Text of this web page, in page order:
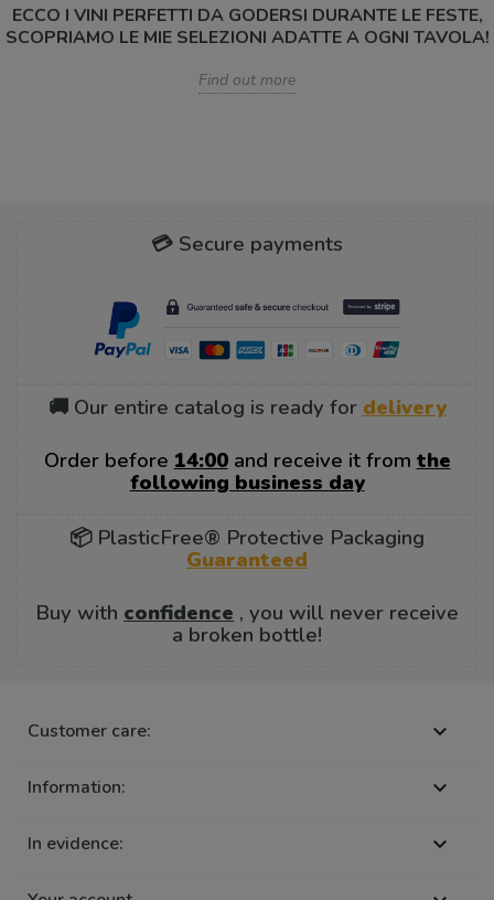
ECCO I VINI PERFETTI DA GODERSI DURANTE LE FESTE,
SCOPRIAMO LE MIE SELEZIONI ADATTE A OGNI TAVOLA!
Find out more
💳 Secure payments
🚚 Our entire catalog is ready for delivery
Order before 14:00 and receive it from the
following business day
📦 PlasticFree® Protective Packaging
Guaranteed
Buy with confidence , you will never receive
a broken bottle!
Customer care: 
Information: 
In evidence: 